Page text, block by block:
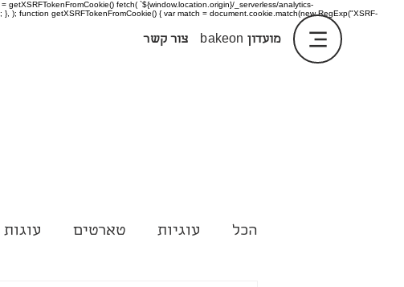
fetch( `${window.location.origin}/_serverless/analytics-
); function getXSRFTokenFromCookie() { var match = document.cookie.match(new RegExp("XSRF-
צור קשר מועדון bakeon
הכל עוגיות טארטים עוגות